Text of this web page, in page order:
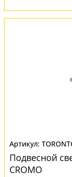
Подвесной
CROMO